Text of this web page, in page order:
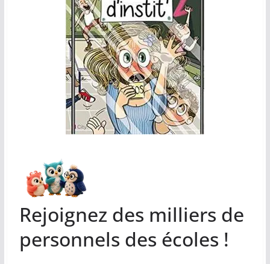
Rejoignez des milliers de
personnels des écoles !